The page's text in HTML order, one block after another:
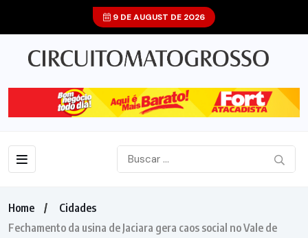
9 DE AUGUST DE 2026
Home
Cidades
Fechamento da usina de Jaciara gera caos social no Vale de